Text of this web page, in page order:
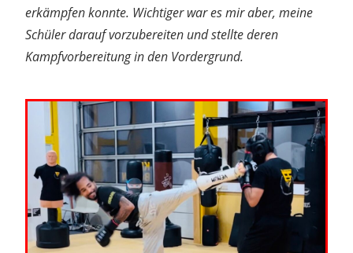
erkämpfen konnte. Wichtiger war es mir aber, meine
Schüler darauf vorzubereiten und stellte deren
Kampfvorbereitung in den Vordergrund.